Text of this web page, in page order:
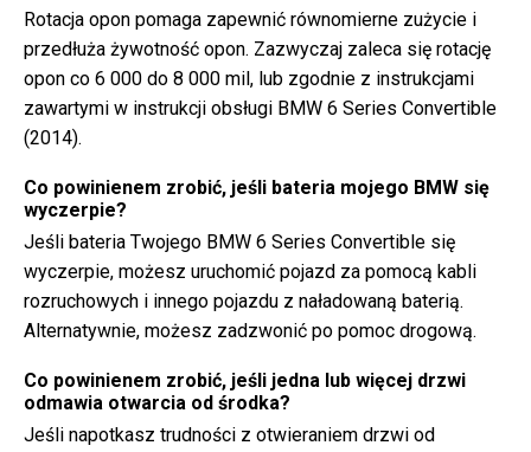
Rotacja opon pomaga zapewnić równomierne zużycie i
przedłuża żywotność opon. Zazwyczaj zaleca się rotację
opon co 6 000 do 8 000 mil, lub zgodnie z instrukcjami
zawartymi w instrukcji obsługi BMW 6 Series Convertible
(2014).
Co powinienem zrobić, jeśli bateria mojego BMW się
wyczerpie?
Jeśli bateria Twojego BMW 6 Series Convertible się
wyczerpie, możesz uruchomić pojazd za pomocą kabli
rozruchowych i innego pojazdu z naładowaną baterią.
Alternatywnie, możesz zadzwonić po pomoc drogową.
Co powinienem zrobić, jeśli jedna lub więcej drzwi
odmawia otwarcia od środka?
Jeśli napotkasz trudności z otwieraniem drzwi od